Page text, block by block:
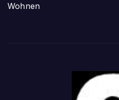
Wohnen